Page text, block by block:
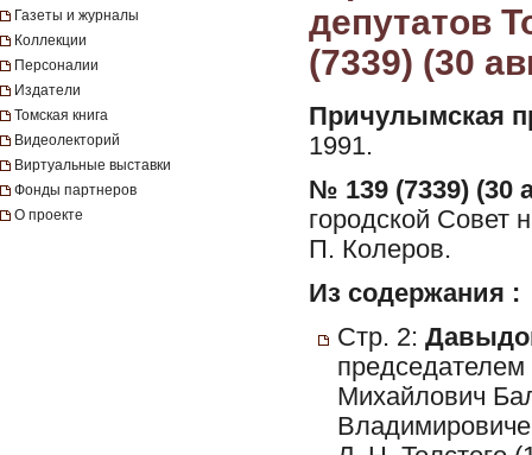
Газеты и журналы
Коллекции
Персоналии
Издатели
Томская книга
Видеолекторий
Виртуальные выставки
Фонды партнеров
О проекте
депутатов
(7339) (30
Причулымская
1991.
№ 139 (7339) (30
городской Совет
П. Колеров.
Из содержания :
Стр. 2:
председателем
Михайлович